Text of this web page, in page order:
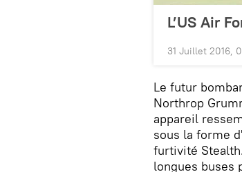
L’US Air
31 Juillet 2016,
Le futur
Northrop
appareil
sous la forme
furtivité
longues buses